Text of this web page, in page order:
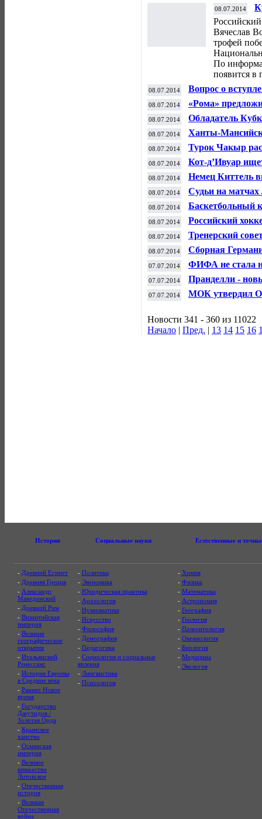
08.07.2014
Вячеслав
трофей
По
появится в
08.07.2014
Вопрос о
в течение двух
08.07.2014
«Рома»
футболиста
08.07.2014
Обладатель
килограммовый
08.07.2014
Ханты-Мансийск
по биатлону
08.07.2014
Турок Чакыр
Нидерланды -
08.07.2014 Кот-д’Ивуар
08.07.2014
Немец Киттель
Кристофф -
08.07.2014
Судьи на
использовать
08.07.2014
Баскетбольный
форвардом
08.07.2014
Российский
с клубом НХЛ
08.07.2014
Тренерский
тренером
08.07.2014
Сборная
полуфинале ЧМ-
07.07.2014
ФИФА не стала
Хуана Суньигу
07.07.2014 Пранделли -
07.07.2014
МОК утвердил
Новости 341 - 360 из 11022
Начало | Пред. | 13 14 15 16
История Социальные науки Естественные и
- Древний Египет
- Древняя Греция
- Александр
Македонский
- Древний Рим
- Византийская
империя
- Великие
географические
открытия
- Итальянский
Ренессанс
- История Европы
в Средние века
- Раннее Новое
время
- Государство
Джучидов /
Золотая Орда
- Крымское
ханство
- Османская
империя
- Великое
княжество
Литовское
- Отечественная
история
- Великая
Отечественная
война
- Политика
- Экономика
- Юридическая практика
- Археология
- Нумизматика
- Искусство
- Философия
- Демография
- Педагогика
- Социология и социальные
явления
- Лингвистика
- Психология
- Химия
- Физика
- Математика
- Астрономия
- География
- Геология
- Палеонтология
- Океанология
- Биология
- Медицина
- Экология